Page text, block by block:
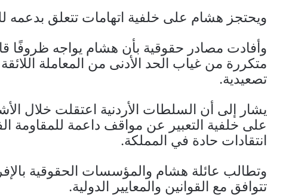
ويحتجز هشام على خلفية اتهامات تتعلق بدعمه
وأفادت مصادر حقوقية بأن هشام يواجه ظروفًا
متكررة من غياب الحد الأدنى من المعاملة
تصعيدية.
يشار إلى أن السلطات الأردنية اعتقلت خلال
على خلفية التعبير عن مواقف داعمة للمقاومة
انتقادات حادة في المملكة.
وتطالب عائلة هشام والمؤسسات الحقوقية
تتوافق مع القوانين والمعايير الدولية.